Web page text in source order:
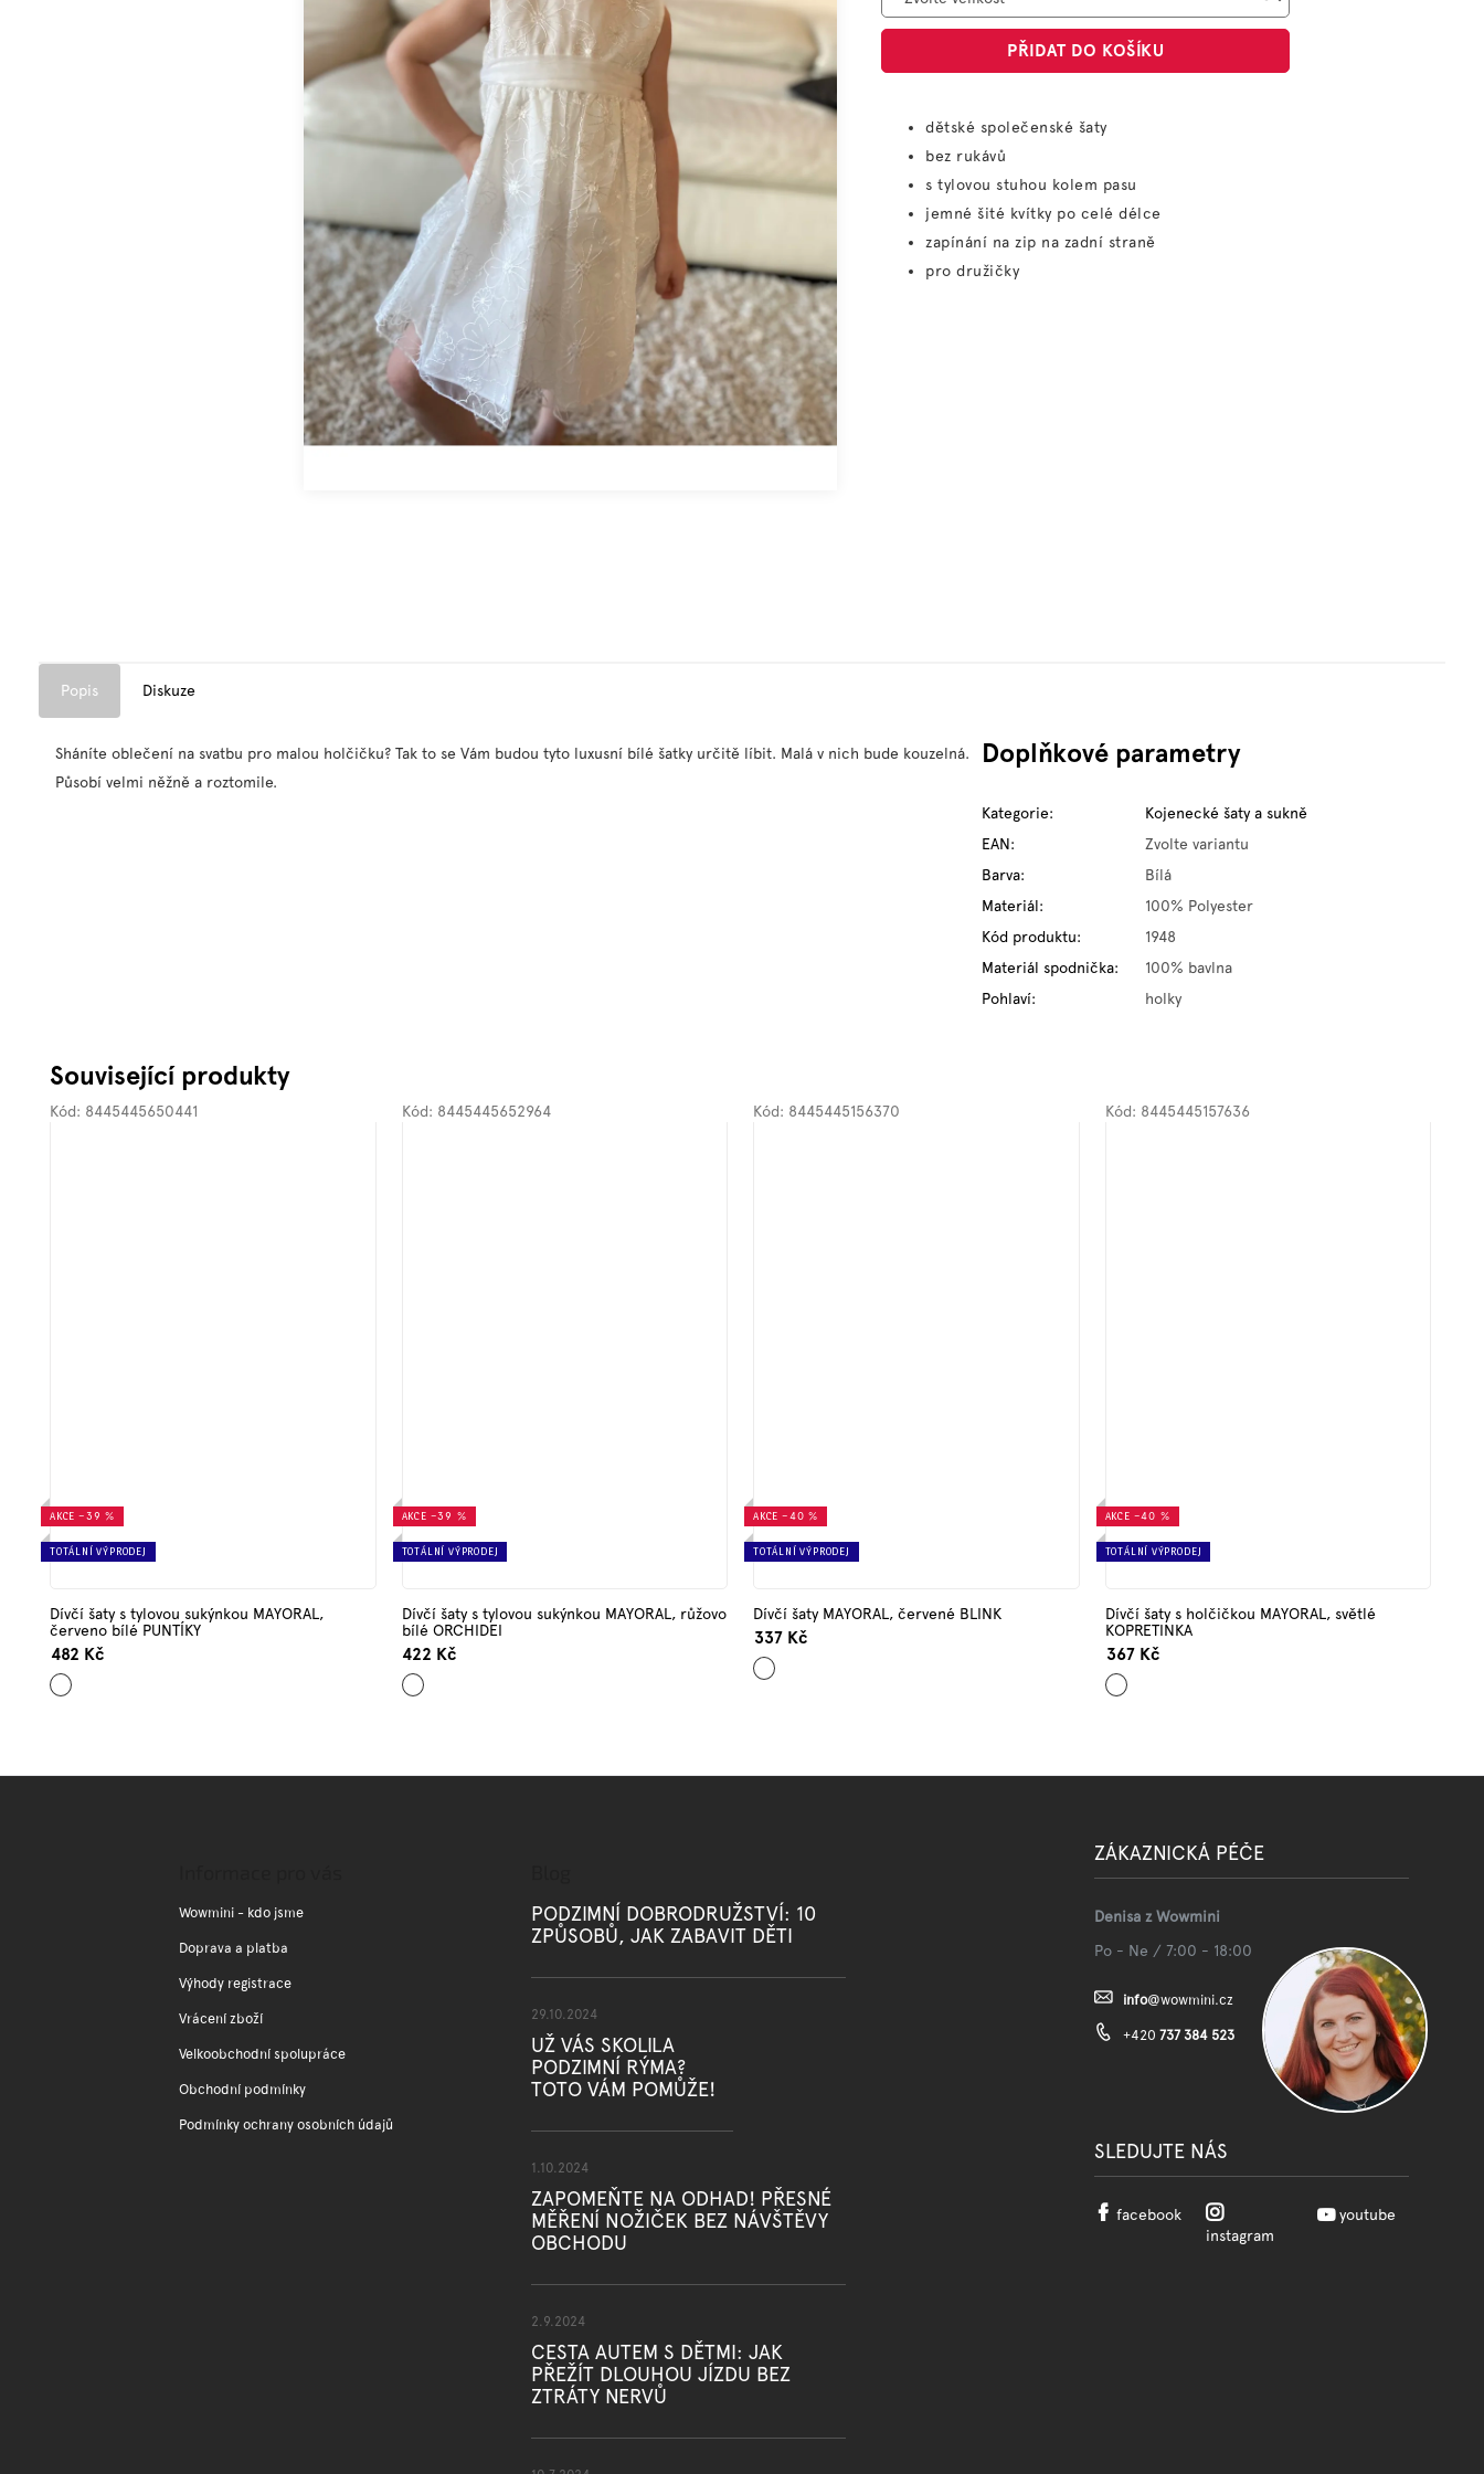
PŘIDAT DO KOŠÍKU
dětské společenské šaty
bez rukávů
s tylovou stuhou kolem pasu
jemné šité kvítky po celé délce
zapínání na zip na zadní straně
pro družičky
Popis Diskuze
Sháníte oblečení na svatbu pro malou holčičku? Tak to se Vám budou tyto luxusní bílé šatky určitě líbit. Malá v nich bude kouzelná.
Působí velmi něžně a roztomile.
Doplňkové parametry
Kategorie:
Kojenecké šaty a sukně
EAN:
Zvolte variantu
Barva:
Bílá
Materiál:
100% Polyester
Kód produktu:
1948
Materiál spodnička:
100% bavlna
Pohlaví: holky
Související produkty
AKCE –39 %
TOTÁLNÍ VÝPRODEJ
Dívčí šaty s tylovou sukýnkou MAYORAL,
červeno bílé PUNTÍKY
482 Kč
Bílá
Kód: 8445445650441
AKCE –39 %
TOTÁLNÍ VÝPRODEJ
Dívčí šaty s tylovou sukýnkou MAYORAL, růžovo
bílé ORCHIDEI
422 Kč
Mix
barev
Kód: 8445445652964
AKCE –40 %
TOTÁLNÍ VÝPRODEJ
Dívčí šaty MAYORAL, červené BLINK
337 Kč
Červená
Kód: 8445445156370
AKCE –40 %
TOTÁLNÍ VÝPRODEJ
Dívčí šaty s holčičkou MAYORAL, světlé
KOPRETINKA
367 Kč
Bílá
Kód: 8445445157636
Wowmini - kdo jsme
Doprava a platba
Výhody registrace
Vrácení zboží
Velkoobchodní spolupráce
Obchodní podmínky
Podmínky ochrany osobních údajů
PODZIMNÍ DOBRODRUŽSTVÍ: 10
ZPŮSOBŮ, JAK ZABAVIT DĚTI
29.10.2024
UŽ VÁS SKOLILA
PODZIMNÍ RÝMA?
TOTO VÁM POMŮŽE!
1.10.2024
ZAPOMEŇTE NA ODHAD! PŘESNÉ
MĚŘENÍ NOŽIČEK BEZ NÁVŠTĚVY
OBCHODU
2.9.2024
CESTA AUTEM S DĚTMI: JAK
PŘEŽÍT DLOUHOU JÍZDU BEZ
ZTRÁTY NERVŮ
ZÁKAZNICKÁ PÉČE
Denisa z Wowmini
Po - Ne / 7:00 - 18:00
info@wowmini.cz
+420 737 384 523
SLEDUJTE NÁS
facebook
instagram
youtube